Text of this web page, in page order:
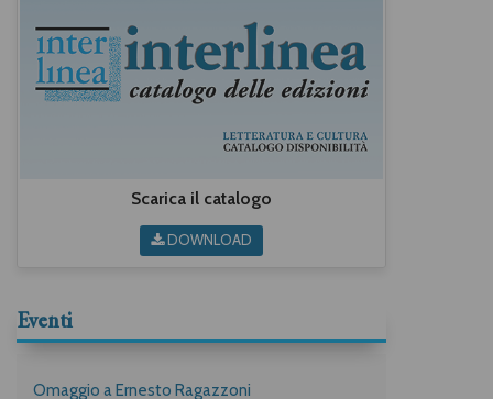
Scarica il catalogo
DOWNLOAD
Eventi
Omaggio a Ernesto Ragazzoni